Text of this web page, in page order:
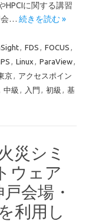
HPCIに関する講習
会… 続きを読む »
, FDS , FOCUS ,
, Linux , ParaView,
京, アクセスポイン
中級 , 入門 , 初級 , 基
災シミ
ウェア
会場・
利用し